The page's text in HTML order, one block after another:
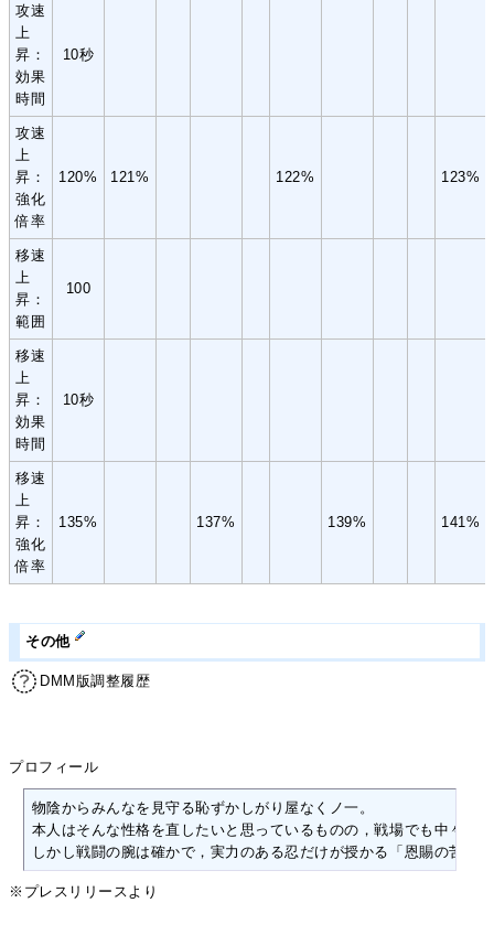
攻速
上
昇：
効果
時間
10秒
攻速
上
昇：
強化
倍率
120% 121% 122% 123%
移速
上
昇：
範囲
100
移速
上
昇：
効果
時間
10秒
移速
上
昇：
強化
倍率
135% 137% 139% 141%
その他
DMM版調整履歴
プロフィール
物陰からみんなを見守る恥ずかしがり屋なくノ一。
本人はそんな性格を直したいと思っているものの，戦場でも中々そ
しかし戦闘の腕は確かで，実力のある忍だけが授かる「恩賜の苦無
※プレスリリースより